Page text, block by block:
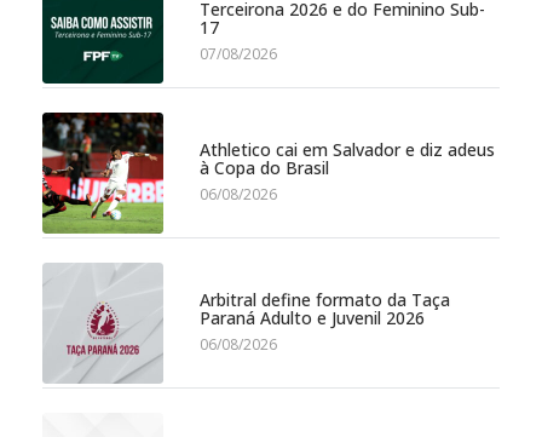
Terceirona 2026 e do Feminino Sub-
17
07/08/2026
Athletico cai em Salvador e diz adeus
à Copa do Brasil
06/08/2026
Arbitral define formato da Taça
Paraná Adulto e Juvenil 2026
06/08/2026